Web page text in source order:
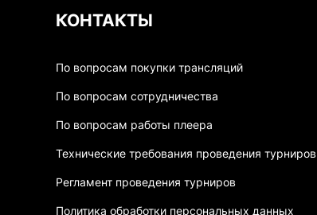
КОНТАКТЫ
По вопросам покупки трансляций
По вопросам сотрудничества
По вопросам работы плеера
Технические требования проведения турниров
Регламент проведения турниров
Политика обработки персональных данных